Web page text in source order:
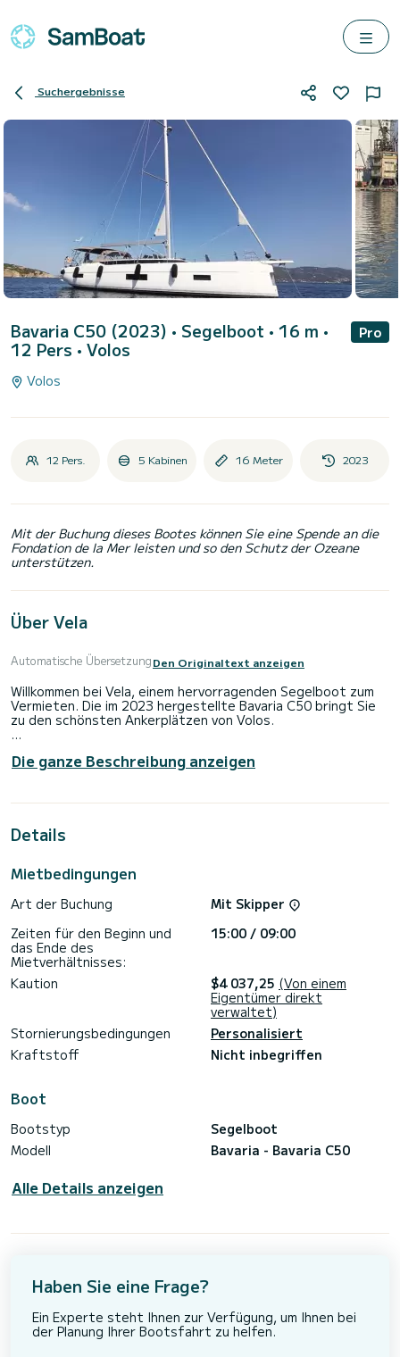
Suchergebnisse
Bavaria C50 (2023) • Segelboot • 16 m •
12 Pers • Volos
Pro
Volos
12 Pers. 5 Kabinen 16 Meter 2023
Mit der Buchung dieses Bootes können Sie eine Spende an die
Fondation de la Mer leisten und so den Schutz der Ozeane
unterstützen.
Über Vela
Automatische ÜbersetzungDen Originaltext anzeigen
Willkommen bei Vela, einem hervorragenden Segelboot zum
Vermieten. Die im 2023 hergestellte Bavaria C50 bringt Sie
zu den schönsten Ankerplätzen von Volos.
Bootskapazität von 12 Personen. Mit einer Gesamtlänge von
16 Metern ist es Ihr bester Verbündeter für einen
von Volos
Für Ihren Komfort verfügt Vela über 3 Toiletten mit Dusche
Tendermotor, Bugstrahlruder, TV, Außenlautsprecher,
Sie auf die Schaltfläche „Angebot anfordern“. Ein SamBoat-
Die ganze Beschreibung anzeigen
Details
Mietbedingungen
Art der Buchung
Mit Skipper
Zeiten für den Beginn und
das Ende des
Mietverhältnisses:
15:00 / 09:00
Kaution $4 037,25 (Von einem
Eigentümer direkt
verwaltet)
Stornierungsbedingungen
Personalisiert
Kraftstoff
Nicht inbegriffen
Boot
Bootstyp
Segelboot
Modell
Bavaria - Bavaria C50
Alle Details anzeigen
Haben Sie eine Frage?
Ein Experte steht Ihnen zur Verfügung, um Ihnen bei
der Planung Ihrer Bootsfahrt zu helfen.